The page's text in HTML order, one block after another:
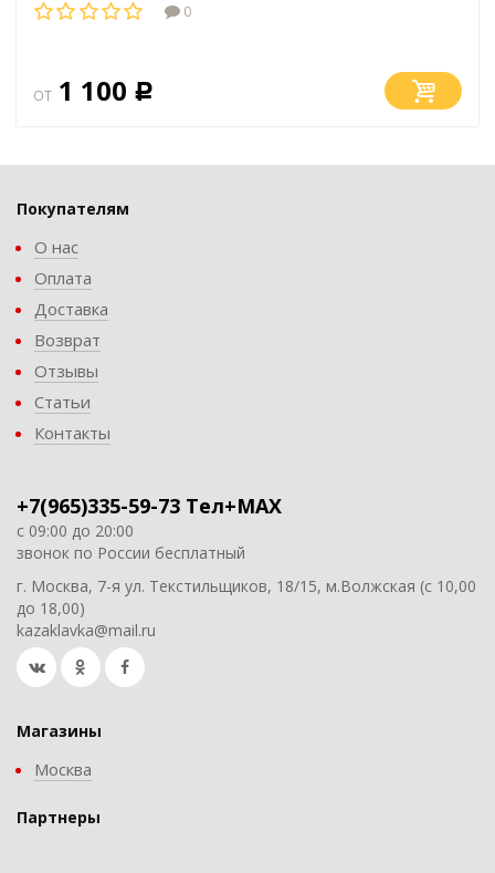
0
от 1 100 Р
Покупателям
О нас
Оплата
Доставка
Возврат
Отзывы
Статьи
Контакты
+7(965)335-59-73 Тел+MAX
с 09:00 до 20:00
звонок по России бесплатный
г. Москва, 7-я ул. Текстильщиков, 18/15, м.Волжская (с 10,00
до 18,00)
kazaklavka@mail.ru
Магазины
Москва
Партнеры